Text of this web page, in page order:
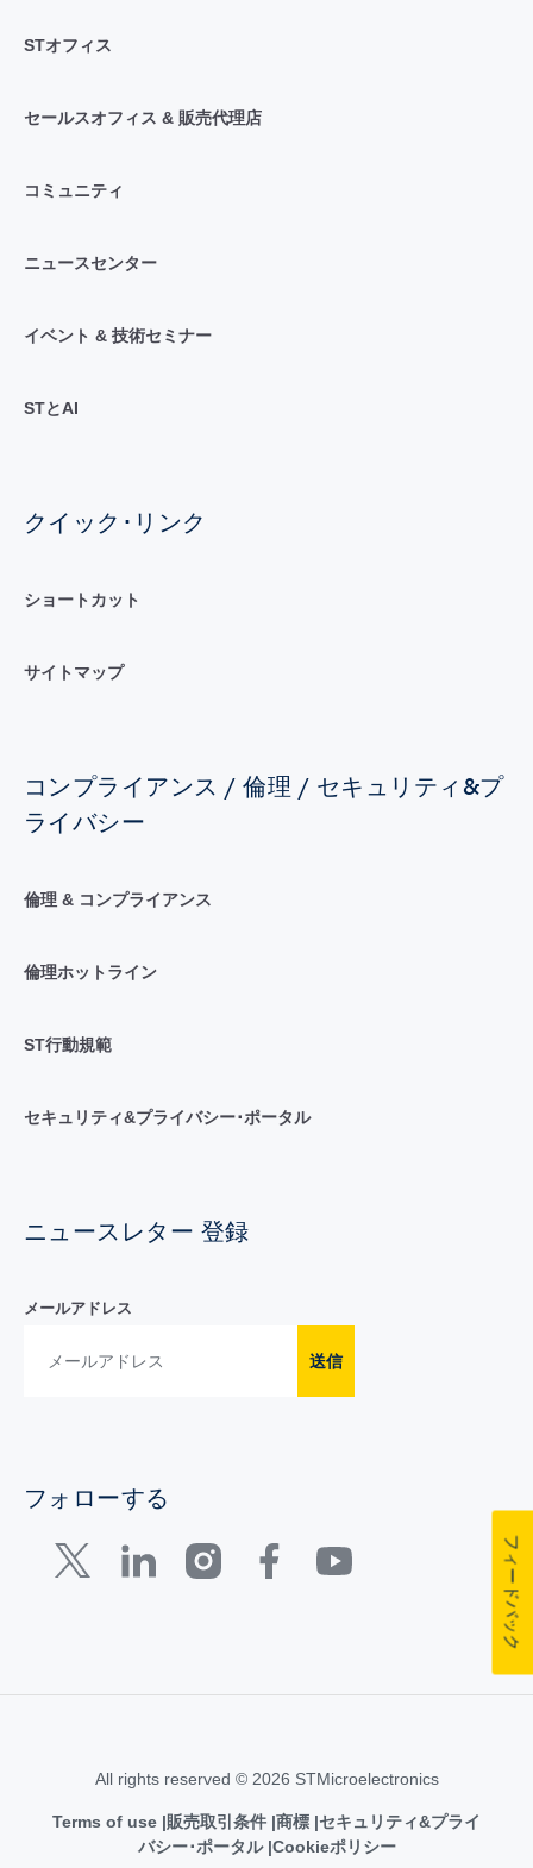
STオフィス
セールスオフィス & 販売代理店
コミュニティ
ニュースセンター
イベント & 技術セミナー
STとAI
クイック･リンク
ショートカット
サイトマップ
コンプライアンス / 倫理 / セキュリティ&プ
ライバシー
倫理 & コンプライアンス
倫理ホットライン
ST行動規範
セキュリティ&プライバシー･ポータル
ニュースレター 登録
メールアドレス
送信
フォローする
All rights reserved © 2026 STMicroelectronics
Terms of use 販売取引条件 商標 セキュリティ&プライ
バシー･ポータル Cookieポリシー
フィードバック